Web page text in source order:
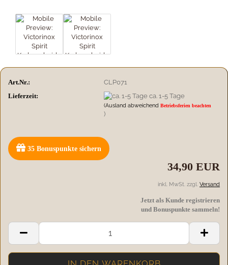
Art.Nr.:
CLP071
Lieferzeit:
ca. 1-5 Tage
(Ausland abweichendBetriebsferien beachten
)
35 Bonuspunkte sichern
34,90 EUR
inkl. MwSt. zzgl. Versand
Jetzt als Kunde registrieren
und Bonuspunkte sammeln!